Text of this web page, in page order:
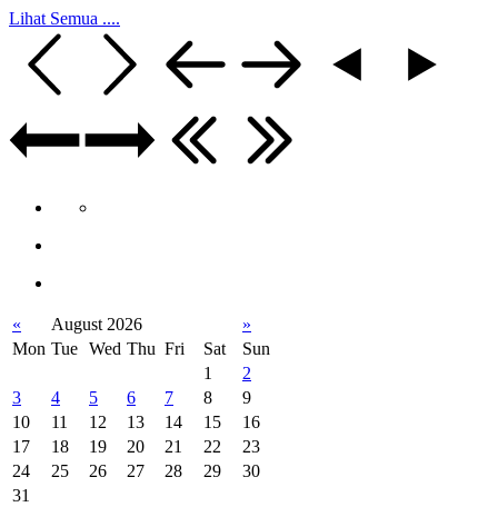
Lihat Semua ....
« August 2026
»
Mon Tue Wed Thu Fri Sat
Sun
1
2
3
4 5 6 7 8
9
10
11 12 13 14 15
16
17
18 19 20 21 22
23
24
25 26 27 28 29
30
31